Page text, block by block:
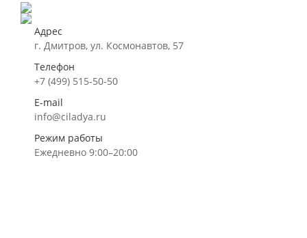
Адрес
г. Дмитров, ул. Космонавтов, 57
Телефон
+7 (499) 515-50-50
E-mail
info@ciladya.ru
Режим работы
Ежедневно 9:00–20:00